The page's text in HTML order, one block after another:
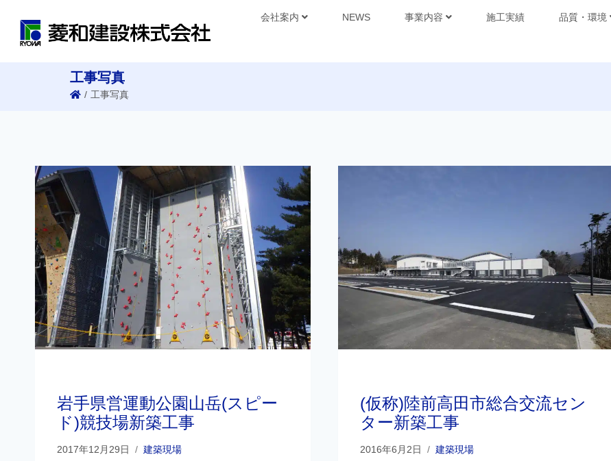
会社案内 NEWS 事業内容 施工実績 品質・環境
工事写真
/ 工事写真
岩手県営運動公園山岳(スピー
ド)競技場新築工事
2017年12月29日 建築現場
(仮称)陸前高田市総合交流セン
ター新築工事
2016年6月2日 建築現場